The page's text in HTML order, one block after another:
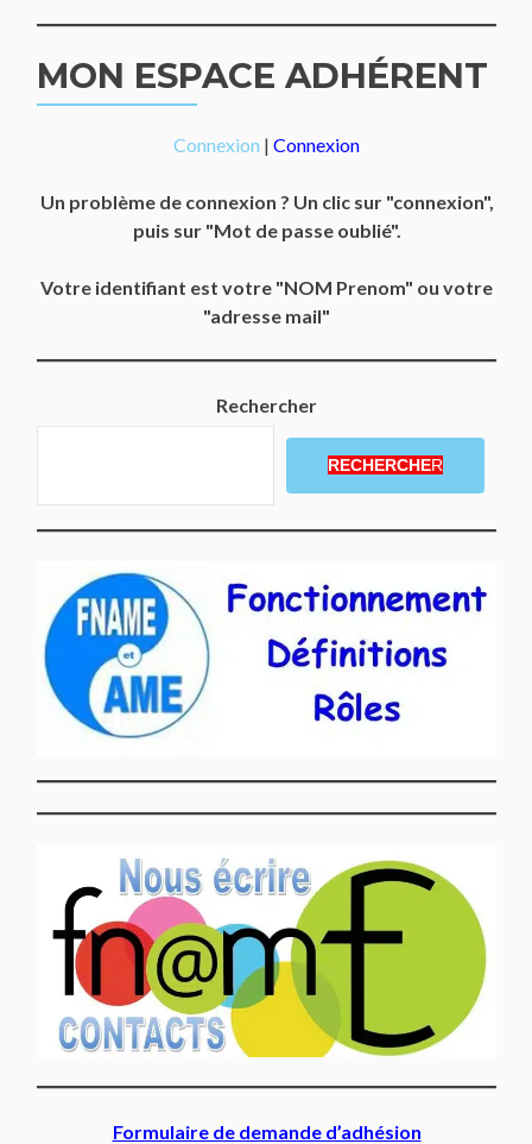
MON ESPACE ADHÉRENT
Connexion | Connexion
Un problème de connexion ? Un clic sur "connexion",
puis sur "Mot de passe oublié".
Votre identifiant est votre "NOM Prenom" ou votre
"adresse mail"
Rechercher
RECHERCHER
Formulaire de demande d’adhésion